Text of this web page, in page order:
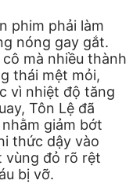
phim phải làm
nóng gay gắt.
mà nhiều thành
thái mệt mỏi,
vì nhiệt độ tăng
Tôn Lệ đã
giảm bớt
thức dậy vào
vùng đỏ rõ rệt
bị vỡ.